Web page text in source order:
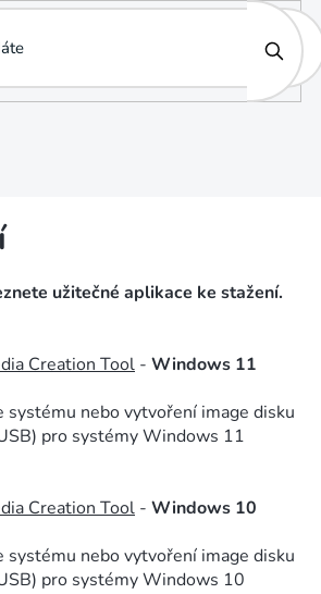
užitečné aplikace ke stažení.
Creation Tool - Windows 11
systému nebo vytvoření image disku
pro systémy Windows 11
Creation Tool - Windows 10
systému nebo vytvoření image disku
pro systémy Windows 10